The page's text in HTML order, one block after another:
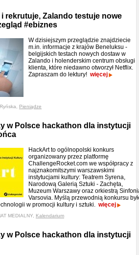
rekrutuje, Zalando testuje nowe
#ebiznes
W dzisiejszym przeglądzie znajdziecie
m.in. informacje z krajów Beneluksu -
belgijskich testach nowych dostaw w
Zalando i holenderskim centrum obsługi
klienta, które niedawno otworzył Netflix.
Zapraszam do lektury! więcej
Pieniądze
w Polsce hackathon dla instytucji
HackArt to ogólnopolski konkurs
organizowany przez platformę
ChallengeRocket.com we współpracy z
najznakomitszymi warszawskimi
instytucjami kultury: Teatrem Syrena,
Narodową Galerią Sztuki - Zachęta,
Muzeum Warszawy oraz orkiestrą
Varsovia. Myślą przewodnią konkursu
w promocji kultury i sztuki. więcej
MEDIALNY, Kalendarium
w Polsce hackathon dla instytucji